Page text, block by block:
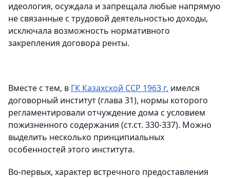
идеология, осуждала и запрещала любые напрямую
не связанные с трудовой деятельностью доходы,
исключала возможность нормативного
закрепления договора ренты.
Вместе с тем, в ГК Казахской ССР 1963 г. имелся
договорный институт (глава 31), нормы которого
регламентировали отчуждение дома с условием
пожизненного содержания (ст.ст. 330-337). Можно
выделить несколько принципиальных
особенностей этого института.
Во-первых, характер встречного предоставления